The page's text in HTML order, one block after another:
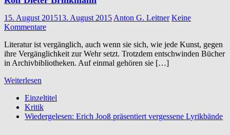
15. August 201513. August 2015 Anton G. Leitner Keine
Kommentare
Literatur ist vergänglich, auch wenn sie sich, wie jede Kunst, gegen
ihre Vergänglichkeit zur Wehr setzt. Trotzdem entschwinden Bücher
in Archivbibliotheken. Auf einmal gehören sie […]
Weiterlesen
Einzeltitel
Kritik
Wiedergelesen: Erich Jooß präsentiert vergessene Lyrikbände